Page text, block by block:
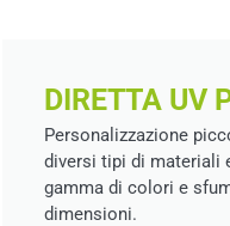
DIRETTA UV
Personalizzazione
diversi tipi di materiali
gamma di colori e
dimensioni.